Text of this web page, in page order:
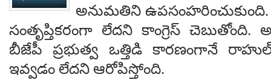
అనుమతిని
సంతృప్తికరంగా లేదని కాంగ్రెస్ చెబుతోంది.
బీజేపీ ప్రభుత్వ ఒత్తిడి కారణంగానే
ఇవ్వడం లేదని ఆరోపిస్తోంది.